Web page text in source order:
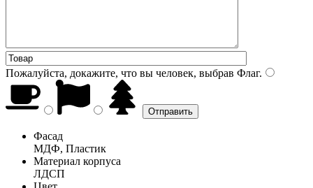
Пожалуйста, докажите, что вы человек, выбрав Флаг.
Фасад
МДФ, Пластик
Материал корпуса
ЛДСП